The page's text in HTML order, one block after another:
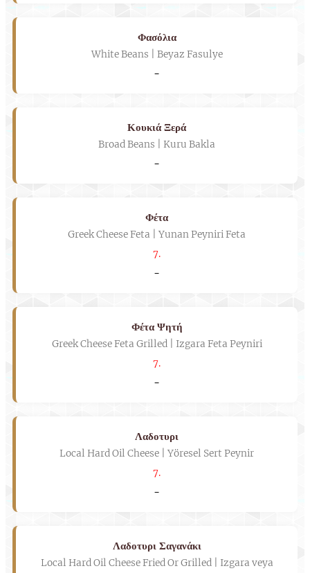
Φασόλια
White Beans | Beyaz Fasulye
-
Κουκιά Ξερά
Broad Beans | Kuru Bakla
-
Φέτα
Greek Cheese Feta | Yunan Peyniri Feta
7.
-
Φέτα Ψητή
Greek Cheese Feta Grilled | Izgara Feta Peyniri
7.
-
Λαδοτυρι
Local Hard Oil Cheese | Yöresel Sert Peynir
7.
-
Λαδοτυρι Σαγανάκι
Local Hard Oil Cheese Fried Or Grilled | Izgara veya